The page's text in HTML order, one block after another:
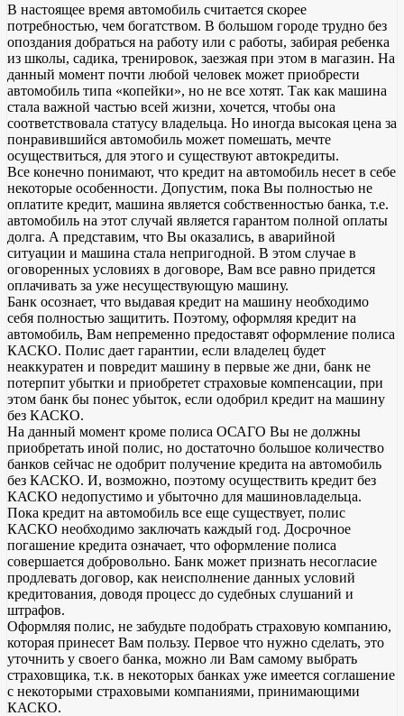
В настоящее время автомобиль считается скорее
потребностью, чем богатством. В большом городе трудно без
опоздания добраться на работу или с работы, забирая ребенка
из школы, садика, тренировок, заезжая при этом в магазин. На
данный момент почти любой человек может приобрести
автомобиль типа «копейки», но не все хотят. Так как машина
стала важной частью всей жизни, хочется, чтобы она
соответствовала статусу владельца. Но иногда высокая цена за
понравившийся автомобиль может помешать, мечте
осуществиться, для этого и существуют автокредиты.
Все конечно понимают, что кредит на автомобиль несет в себе
некоторые особенности. Допустим, пока Вы полностью не
оплатите кредит, машина является собственностью банка, т.е.
автомобиль на этот случай является гарантом полной оплаты
долга. А представим, что Вы оказались, в аварийной
ситуации и машина стала непригодной. В этом случае в
оговоренных условиях в договоре, Вам все равно придется
оплачивать за уже несуществующую машину.
Банк осознает, что выдавая кредит на машину необходимо
себя полностью защитить. Поэтому, оформляя кредит на
автомобиль, Вам непременно предоставят оформление полиса
КАСКО. Полис дает гарантии, если владелец будет
неаккуратен и повредит машину в первые же дни, банк не
потерпит убытки и приобретет страховые компенсации, при
этом банк бы понес убыток, если одобрил кредит на машину
без КАСКО.
На данный момент кроме полиса ОСАГО Вы не должны
приобретать иной полис, но достаточно большое количество
банков сейчас не одобрит получение кредита на автомобиль
без КАСКО. И, возможно, поэтому осуществить кредит без
КАСКО недопустимо и убыточно для машиновладельца.
Пока кредит на автомобиль все еще существует, полис
КАСКО необходимо заключать каждый год. Досрочное
погашение кредита означает, что оформление полиса
совершается добровольно. Банк может признать несогласие
продлевать договор, как неисполнение данных условий
кредитования, доводя процесс до судебных слушаний и
штрафов.
Оформляя полис, не забудьте подобрать страховую компанию,
которая принесет Вам пользу. Первое что нужно сделать, это
уточнить у своего банка, можно ли Вам самому выбрать
страховщика, т.к. в некоторых банках уже имеется соглашение
с некоторыми страховыми компаниями, принимающими
КАСКО.